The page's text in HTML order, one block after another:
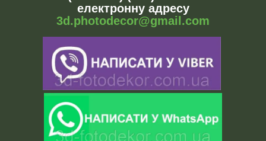
електронну адресу
3d.photodecor@gmail.com